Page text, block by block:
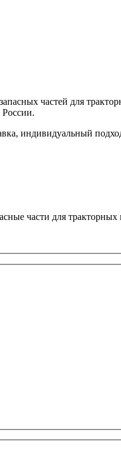
частей для
индивидуальный
части для